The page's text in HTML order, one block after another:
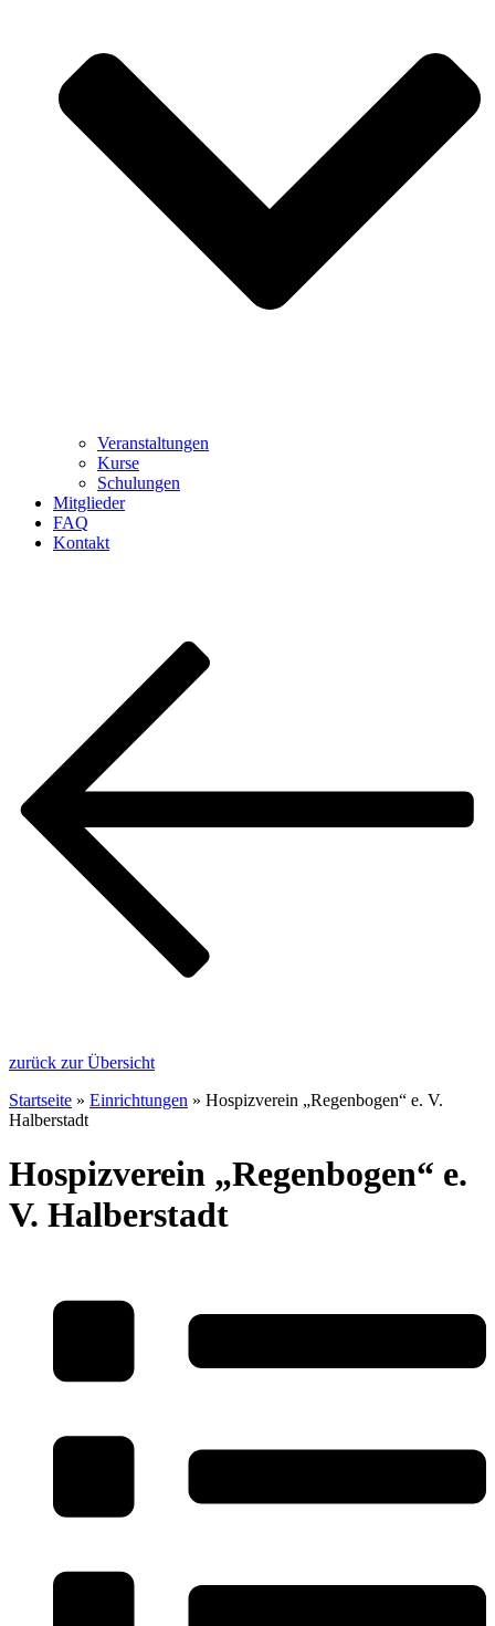
Veranstaltungen
Kurse
Schulungen
Mitglieder
FAQ
Kontakt
zurück zur Übersicht
Startseite » Einrichtungen » Hospizverein „Regenbogen“ e. V.
Halberstadt
Hospizverein „Regenbogen“ e.
V. Halberstadt